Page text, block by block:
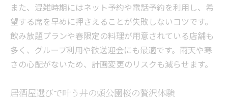
隠れ家居酒屋で静かに味わうお花見気分
公園近くの居酒屋でゆったり過ごすコツ
予約しやすい隠れ家居酒屋活用のポイント
春限定の雰囲気が魅力の居酒屋を紹介
春限定の雰囲気が楽しめる居酒屋の選び方
居酒屋選びで春気分を存分に味わうコツ
また、混雑時期にはネット予約や電話予約を利用し、希
望する席を早めに押さえることが失敗しないコツです。
飲み放題プランや春限定の料理が用意されている店舗も
多く、グループ利用や歓送迎会にも最適です。雨天や寒
さの心配がないため、計画変更のリスクも減らせます。
居酒屋選びで叶う井の頭公園桜の贅沢体験